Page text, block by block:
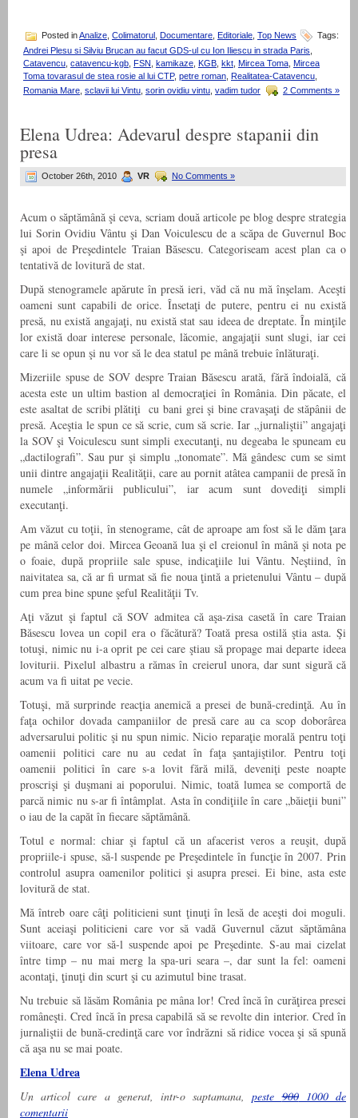
Posted inAnalize Colimatorul Documentare Editoriale Top News
Tags:
Andrei Plesu si Silviu Brucan au facut GDS-ul cu Ion Iliescu in strada Paris,
Catavencu, catavencu-kgb, FSN, kamikaze, KGB, kkt, Mircea Toma, Mircea
Toma tovarasul de stea rosie al lui CTP, petre roman, Realitatea-Catavencu,
Romania Mare sclavii lui Vintu sorin ovidiu vintu vadim tudor 2 Comments »
Elena Udrea: Adevarul despre stapanii din
presa
October 26th, 2010 VR No Comments »
Acum o săptămână şi ceva, scriam două articole pe blog despre strategia
lui Sorin Ovidiu Vântu şi Dan Voiculescu de a scăpa de Guvernul Boc
şi apoi de Preşedintele Traian Băsescu. Categoriseam acest plan ca o
tentativă de lovitură de stat.
După stenogramele apărute în presă ieri, văd că nu mă înşelam. Aceşti
oameni sunt capabili de orice. Însetaţi de putere, pentru ei nu există
presă, nu există angajaţi, nu există stat sau ideea de dreptate. În minţile
lor există doar interese personale, lăcomie, angajaţii sunt slugi, iar cei
care li se opun şi nu vor să le dea statul pe mână trebuie înlăturaţi.
Mizeriile spuse de SOV despre Traian Băsescu arată, fără îndoială, că
acesta este un ultim bastion al democraţiei în România. Din păcate, el
este asaltat de scribi plătiţi cu bani grei şi bine cravaşaţi de stăpânii de
presă. Aceştia le spun ce să scrie, cum să scrie. Iar „jurnaliştii” angajaţi
la SOV şi Voiculescu sunt simpli executanţi, nu degeaba le spuneam eu
„dactilografi”. Sau pur şi simplu „tonomate”. Mă gândesc cum se simt
unii dintre angajaţii Realităţii, care au pornit atâtea campanii de presă în
numele „informării publicului”, iar acum sunt dovediţi simpli
executanţi.
Am văzut cu toţii, în stenograme, cât de aproape am fost să le dăm ţara
pe mână celor doi. Mircea Geoană lua şi el creionul în mână şi nota pe
o foaie, după propriile sale spuse, indicaţiile lui Vântu. Neştiind, în
naivitatea sa, că ar fi urmat să fie noua ţintă a prietenului Vântu – după
cum prea bine spune şeful Realităţii Tv.
Aţi văzut şi faptul că SOV admitea că aşa-zisa casetă în care Traian
Băsescu lovea un copil era o făcătură? Toată presa ostilă ştia asta. Şi
totuşi, nimic nu i-a oprit pe cei care ştiau să propage mai departe ideea
loviturii. Pixelul albastru a rămas în creierul unora, dar sunt sigură că
acum va fi uitat pe vecie.
Totuşi, mă surprinde reacţia anemică a presei de bună-credinţă. Au în
faţa ochilor dovada campaniilor de presă care au ca scop doborârea
adversarului politic şi nu spun nimic. Nicio reparaţie morală pentru toţi
oamenii politici care nu au cedat în faţa şantajiştilor. Pentru toţi
oamenii politici în care s-a lovit fără milă, deveniţi peste noapte
proscrişi şi duşmani ai poporului. Nimic, toată lumea se comportă de
parcă nimic nu s-ar fi întâmplat. Asta în condiţiile în care „băieţii buni”
o iau de la capăt în fiecare săptămână.
Totul e normal: chiar şi faptul că un afacerist veros a reuşit, după
propriile-i spuse, să-l suspende pe Preşedintele în funcţie în 2007. Prin
controlul asupra oamenilor politici şi asupra presei. Ei bine, asta este
lovitură de stat.
Mă întreb oare câţi politicieni sunt ţinuţi în lesă de aceşti doi moguli.
Sunt aceiaşi politicieni care vor să vadă Guvernul căzut săptămâna
viitoare, care vor să-l suspende apoi pe Preşedinte. S-au mai cizelat
între timp – nu mai merg la spa-uri seara –, dar sunt la fel: oameni
acontaţi, ţinuţi din scurt şi cu azimutul bine trasat.
Nu trebuie să lăsăm România pe mâna lor! Cred încă în curăţirea presei
româneşti. Cred încă în presa capabilă să se revolte din interior. Cred în
jurnaliştii de bună-credinţă care vor îndrăzni să ridice vocea şi să spună
că aşa nu se mai poate.
Elena Udrea
Un articol care a generat, intr-o saptamana,peste9001000 de
comentarii